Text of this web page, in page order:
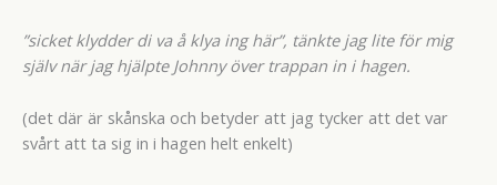
”sicket klydder di va å klya ing här”, tänkte jag lite för mig
själv när jag hjälpte Johnny över trappan in i hagen.
(det där är skånska och betyder att jag tycker att det var
svårt att ta sig in i hagen helt enkelt)